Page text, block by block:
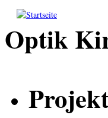
Direkt zum Inhalt
Optik